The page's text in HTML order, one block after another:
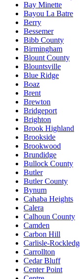
Bay Minette
Bayou La Batre
Berry
Bessemer
Bibb County
Birmingham
Blount County
Blountsville
Blue Ridge
Boaz
Brent
Brewton
Bridgeport
Brighton
Brook Highland
Brookside
Brookwood
Brundidge
Bullock County
Butler
Butler County
Bynum
Cahaba Heights
Calera
Calhoun County
Camden
Carbon Hill
Carlisle-
Carrollton
Cedar Bluff
Center Point